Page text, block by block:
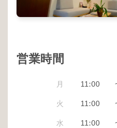
営業時間
月 11:00
火 11:00
水 11:00